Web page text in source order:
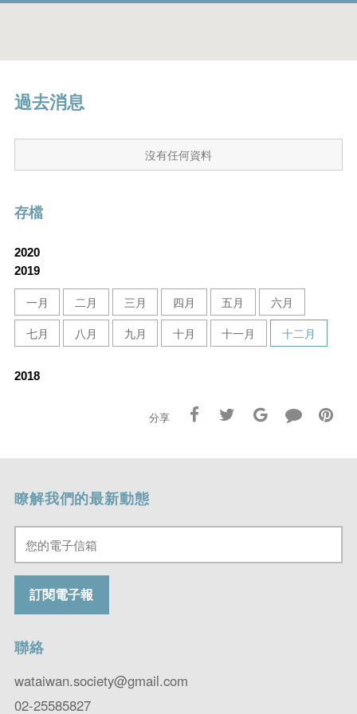
過去消息
沒有任何資料
存檔
2020
2019
一月 二月 三月 四月 五月
六月
七月
八月 九月 十月 十一月 十二月
2018
分享
瞭解我們的最新動態
聯絡
wataiwan.society@gmail.com
02-25585827